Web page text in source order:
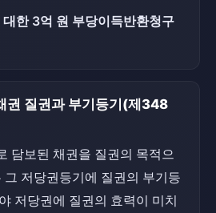
한 3억 원 부당이득반환청구
권 질권과 부기등기(제348
담보된 채권을 질권의 목적으
그 저당권등기에 질권의 부기등
저당권에 질권의 효력이 미치